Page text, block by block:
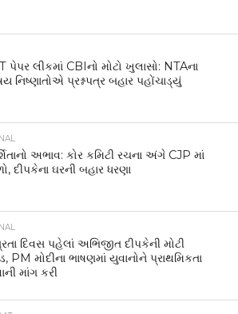
પેપર લીકમાં CBIનો મોટો ખુલાસો: NTAના
નિષ્ણાતોએ પ્રશ્નપત્ર બહાર પહોંચાડ્યું
અભાવ: કોર કમિટી રચના અંગે CJP માં
દીપકેના ઘરની બહાર ધરણા
દિવસ પહેલાં અભિજીત દીપકેની મોટી
PM મોદીના ભાષણમાં યુવાનોને પ્રાથમિકતા
માંગ કરી